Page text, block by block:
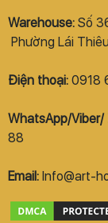
Warehouse: Số
Phường Lái
Điện thoại: 0918
WhatsApp/Viber/
88
Email: Info@art-